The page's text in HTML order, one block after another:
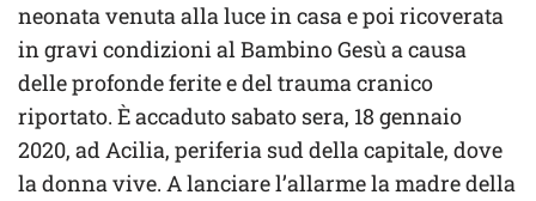
neonata venuta alla luce in casa e poi ricoverata
in gravi condizioni al Bambino Gesù a causa
delle profonde ferite e del trauma cranico
riportato. È accaduto sabato sera, 18 gennaio
2020, ad Acilia, periferia sud della capitale, dove
la donna vive. A lanciare l’allarme la madre della